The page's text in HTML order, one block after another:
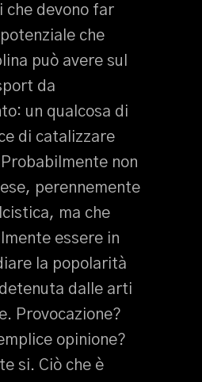
che devono far
che
può avere sul
da
un qualcosa di
di catalizzare
Probabilmente non
perennemente
ma che
essere in
la popolarità
dalle arti
Provocazione?
opinione?
si. Ciò che è